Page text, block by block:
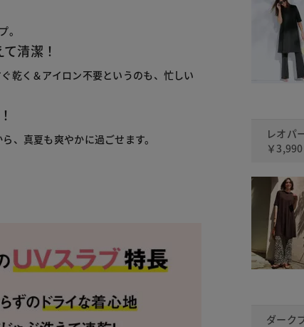
。
清潔！
乾く＆アイロン不要というのも、忙しい
、真夏も爽やかに過ごせます。
レオパ
￥3,990
ダーク